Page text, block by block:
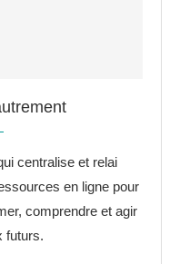
centralise et relai
en ligne pour
comprendre et agir
futurs.